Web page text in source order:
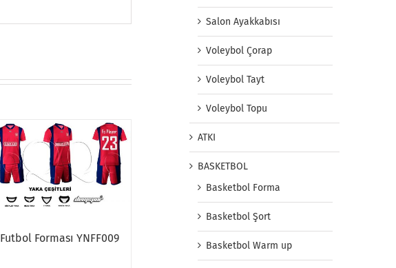
Futbol Forması YNFF009
Salon Ayakkabısı
Voleybol Çorap
Voleybol Tayt
Voleybol Topu
ATKI
BASKETBOL
Basketbol Forma
Basketbol Şort
Basketbol Warm up